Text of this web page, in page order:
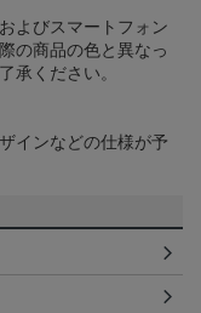
よびスマートフォン
の商品の色と異なっ
承ください。
インなどの仕様が予